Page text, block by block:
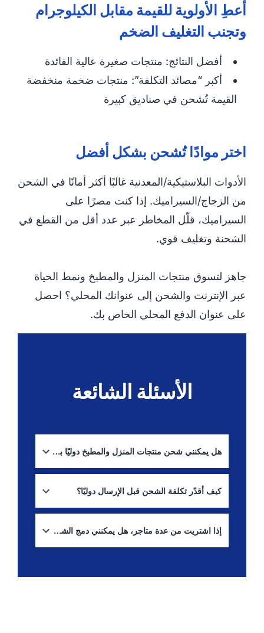
أعطِ الأولوية للقيمة مقابل الكيلوجرام
وتجنب التغليف الضخم
أفضل النتائج: منتجات صغيرة عالية الفائدة
أكبر “مصائد التكلفة”: منتجات ضخمة منخفضة
القيمة تُشحن في صناديق كبيرة
اختر موادًا تُشحن بشكل أفضل
الأدوات البلاستيكية/المعدنية غالبًا أكثر أمانًا في الشحن
من الزجاج/السيراميك. إذا كنت مصرًا على
السيراميك، قلّل المخاطر عبر عدد أقل من القطع في
الشحنة وتغليف قوي.
جاهز لتسوق منتجات المنزل والمطبخ ونمط الحياة
عبر الإنترنت والشحن إلى عنوانك المحلي؟ احصل
على عنوان الدفع المحلي الخاص بك.
الأسئلة الشائعة
هل يمكنني شحن منتجات المنزل والمطبخ دوليًا باستخدام Boxit4me؟
نعم، لكن القيود تعتمد على نوع المنتج وقواعد الوجهة، خصوصًا
للسوائل/الهباءات وبعض المنتجات الهشة. تحقّق من:
كيف أقدّر تكلفة الشحن قبل الإرسال دوليًا؟
استخدم:حاسبة الشحن
إذا اشتريت من عدة متاجر، هل يمكنني دمج الشحنات؟